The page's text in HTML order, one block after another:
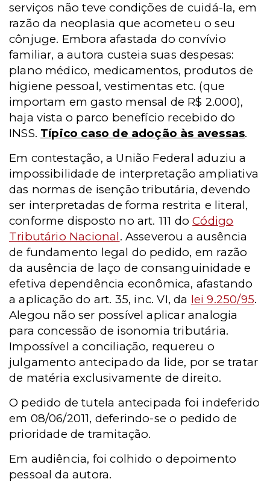
serviços não teve condições de cuidá-la, em
razão da neoplasia que acometeu o seu
cônjuge. Embora afastada do convívio
familiar, a autora custeia suas despesas:
plano médico, medicamentos, produtos de
higiene pessoal, vestimentas etc. (que
importam em gasto mensal de R$ 2.000),
haja vista o parco benefício recebido do
INSS. Típico caso de adoção às avessas.
Em contestação, a União Federal aduziu a
impossibilidade de interpretação ampliativa
das normas de isenção tributária, devendo
ser interpretadas de forma restrita e literal,
conforme disposto no art. 111 doCódigo
Tributário Nacional. Asseverou a ausência
de fundamento legal do pedido, em razão
da ausência de laço de consanguinidade e
efetiva dependência econômica, afastando
a aplicação do art. 35, inc. VI, da lei 9.250/95.
Alegou não ser possível aplicar analogia
para concessão de isonomia tributária.
Impossível a conciliação, requereu o
julgamento antecipado da lide, por se tratar
de matéria exclusivamente de direito.
O pedido de tutela antecipada foi indeferido
em 08/06/2011, deferindo-se o pedido de
prioridade de tramitação.
Em audiência, foi colhido o depoimento
pessoal da autora.